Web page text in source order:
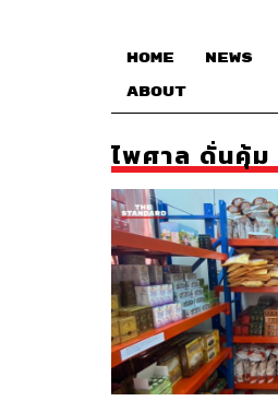
HOME NEWS
ABOUT
ไพศาล ดั่นคุ้ม